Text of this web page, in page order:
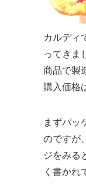
カルディ
ってきま
商品で製
購入価格
まずパッ
のですが
ジをみる
く書かれ